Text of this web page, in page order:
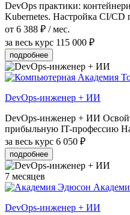
DevOps практики:
Kubernetes. Настройка CI/CD
от 6 388 ₽ / мес.
за весь курс 115 000 ₽
подробнее
DevOps-инженер + ИИ
DevOps-инженер + ИИ
прибыльную IT-профессию
за весь курс 6 050 ₽
подробнее
7 месяцев
DevOps-инженер + ИИ